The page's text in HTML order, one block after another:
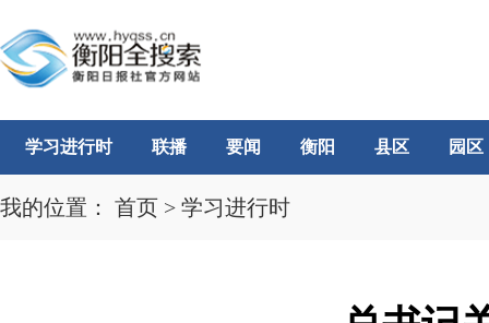
学习进行时 联播 要闻 衡阳 县区 园区
我的位置： 首页 > 学习进行时